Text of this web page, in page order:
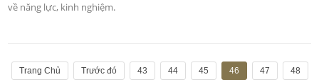
về năng lực, kinh nghiệm.
Trang Chủ Trước đó 43 44 45 46 47 48